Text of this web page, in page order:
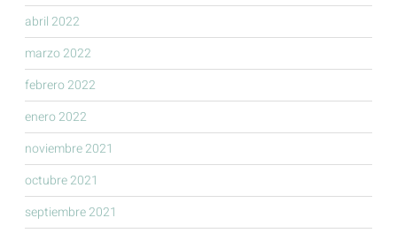
abril 2022
marzo 2022
febrero 2022
enero 2022
noviembre 2021
octubre 2021
septiembre 2021